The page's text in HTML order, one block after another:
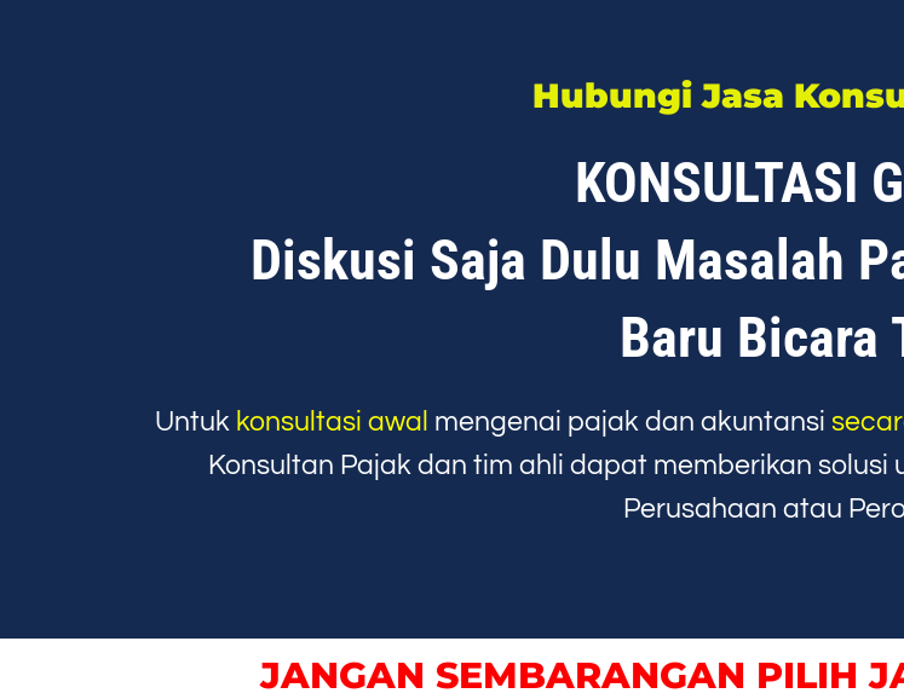
Hubungi Jasa
KONSULTASI
Diskusi Saja Dulu Masalah
Baru Bicara
Untuk konsultasi awal mengenai pajak dan akuntansi
Konsultan Pajak dan tim ahli dapat memberikan
Perusahaan atau
JANGAN SEMBARANGAN PILIH